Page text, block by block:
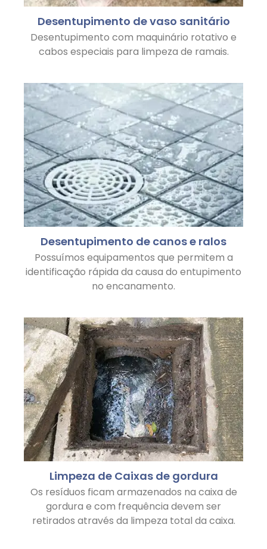
Desentupimento de vaso sanitário
Desentupimento com maquinário rotativo e
cabos especiais para limpeza de ramais.
Desentupimento de canos e ralos
Possuímos equipamentos que permitem a
identificação rápida da causa do entupimento
no encanamento.
Limpeza de Caixas de gordura
Os resíduos ficam armazenados na caixa de
gordura e com frequência devem ser
retirados através da limpeza total da caixa.